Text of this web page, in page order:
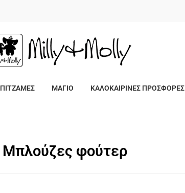
ΠΙΤΖΑΜΕΣ ΜΑΓΙΟ ΚΑΛΟΚΑΙΡΙΝΕΣ ΠΡΟΣΦΟΡΕΣ
Μπλούζες φούτερ